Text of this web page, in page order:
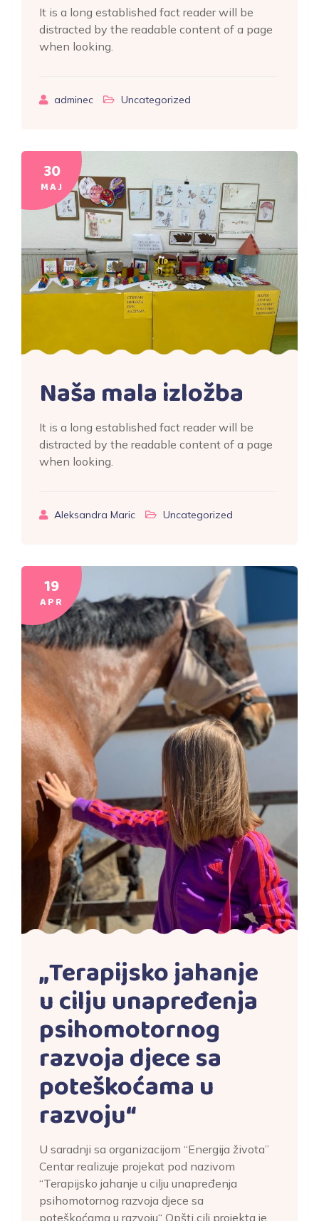
It is a long established fact reader will be
distracted by the readable content of a page
when looking.
adminec Uncategorized
30
MAJ
Naša mala izložba
It is a long established fact reader will be
distracted by the readable content of a page
when looking.
Aleksandra Maric Uncategorized
19
APR
„Terapijsko jahanje
u cilju unapređenja
psihomotornog
razvoja djece sa
poteškoćama u
razvoju“
U saradnji sa organizacijom “Energija života”
Centar realizuje projekat pod nazivom
“Terapijsko jahanje u cilju unapređenja
psihomotornog razvoja djece sa
poteškoćama u razvoju“ Opšti cilj projekta je